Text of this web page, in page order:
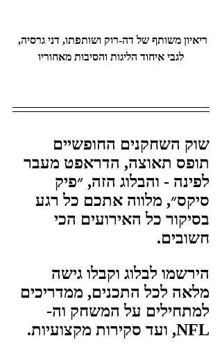
ריאיון משותף של דה-רוק ושותפתו, דני גרסיה,
לגבי איחוד הליגות והסיבות מאחוריו
שוק השחקנים החופשיים
תופס תאוצה, הדראפט מעבר
לפינה - והבלוג הזה, ״פיק
סיקס״, מלווה אתכם כל רגע
בסיקור כל האירועים הכי
חשובים.
הירשמו לבלוג וקבלו גישה
מלאה לכל התכנים, ממדריכים
למתחילים על המשחק וה-
NFL, ועד סקירות מקצועיות.